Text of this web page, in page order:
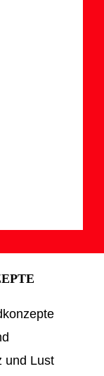
und Lust